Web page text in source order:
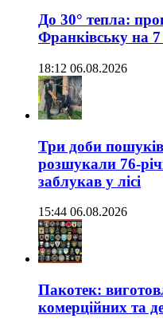
До 30° тепла:
Франківську на 7
18:12 06.08.2026
Три доби
розшукали 76-
заблукав у лісі
15:44 06.08.2026
Пакотек:
комерційних та